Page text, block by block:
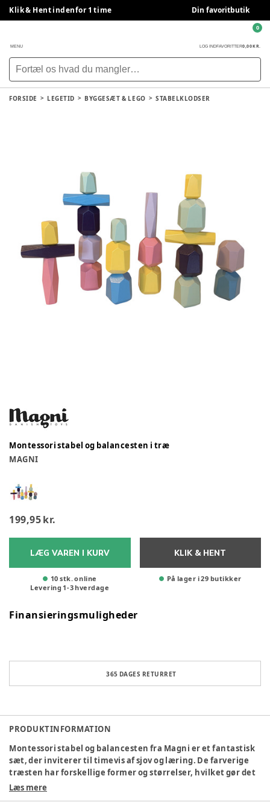
Klik & Hent indenfor 1 time Din favoritbutik
MENU LOG INDFAVORITTER0,00 KR.
0
FORSIDE LEGETID BYGGESÆT & LEGO STABELKLODSER
Montessori stabel og balancesten i træ
MAGNI
199,95 kr.
LÆG VAREN I KURV
10 stk. online
Levering 1-3hverdage
KLIK & HENT
På lager i 29 butikker
Finansieringsmuligheder
365 DAGES RETURRET
PRODUKTINFORMATION
Montessori stabel og balancesten fra Magni er et fantastisk
sæt, der inviterer til timevis af sjov og læring. De farverige
træsten har forskellige former og størrelser, hvilket gør det
til en spændende udfordring at stable og balancere dem.
Læs mere